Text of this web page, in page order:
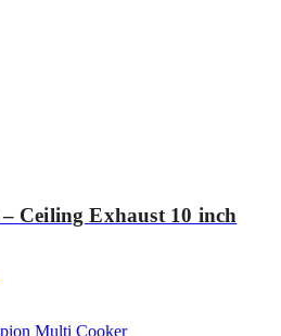
Ceiling Exhaust 10 inch